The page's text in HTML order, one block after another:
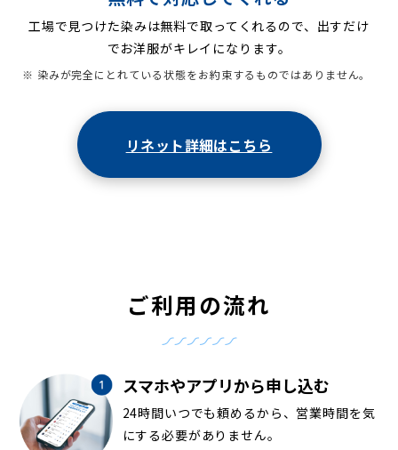
工場で見つけた染みは無料で取ってくれるので、出すだけ
でお洋服がキレイになります。
※ 染みが完全にとれている状態をお約束するものではありません。
リネット詳細はこちら
ご利用の流れ
スマホやアプリから申し込む
24時間いつでも頼めるから、営業時間を気
にする必要がありません。